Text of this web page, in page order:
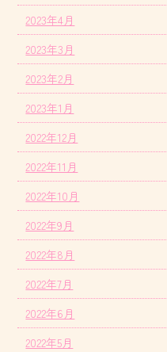
2023年4月
2023年3月
2023年2月
2023年1月
2022年12月
2022年11月
2022年10月
2022年9月
2022年8月
2022年7月
2022年6月
2022年5月